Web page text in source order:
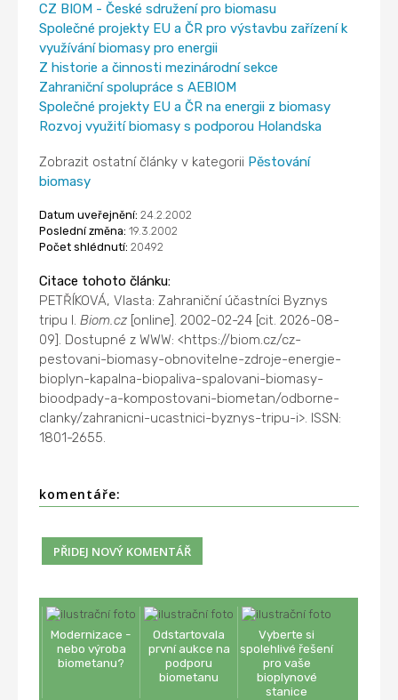
CZ BIOM - České sdružení pro biomasu
Společné projekty EU a ČR pro výstavbu zařízení k
využívání biomasy pro energii
Z historie a činnosti mezinárodní sekce
Zahraniční spolupráce s AEBIOM
Společné projekty EU a ČR na energii z biomasy
Rozvoj využití biomasy s podporou Holandska
Zobrazit ostatní články v kategorii Pěstování
biomasy
Datum uveřejnění: 24.2.2002
Poslední změna: 19.3.2002
Počet shlédnutí: 20492
Citace tohoto článku:
PETŘÍKOVÁ, Vlasta: Zahraniční účastníci Byznys
tripu I.Biom.cz [online]. 2002-02-24 [cit. 2026-08-
09]. Dostupné z WWW: <https://biom.cz/cz-
pestovani-biomasy-obnovitelne-zdroje-energie-
bioplyn-kapalna-biopaliva-spalovani-biomasy-
bioodpady-a-kompostovani-biometan/odborne-
clanky/zahranicni-ucastnici-byznys-tripu-i>. ISSN:
1801-2655.
komentáře:
Modernizace -
nebo výroba
biometanu?
Odstartovala
první aukce na
podporu
biometanu
Vyberte si
spolehlivé řešení
pro vaše
bioplynové
stanice